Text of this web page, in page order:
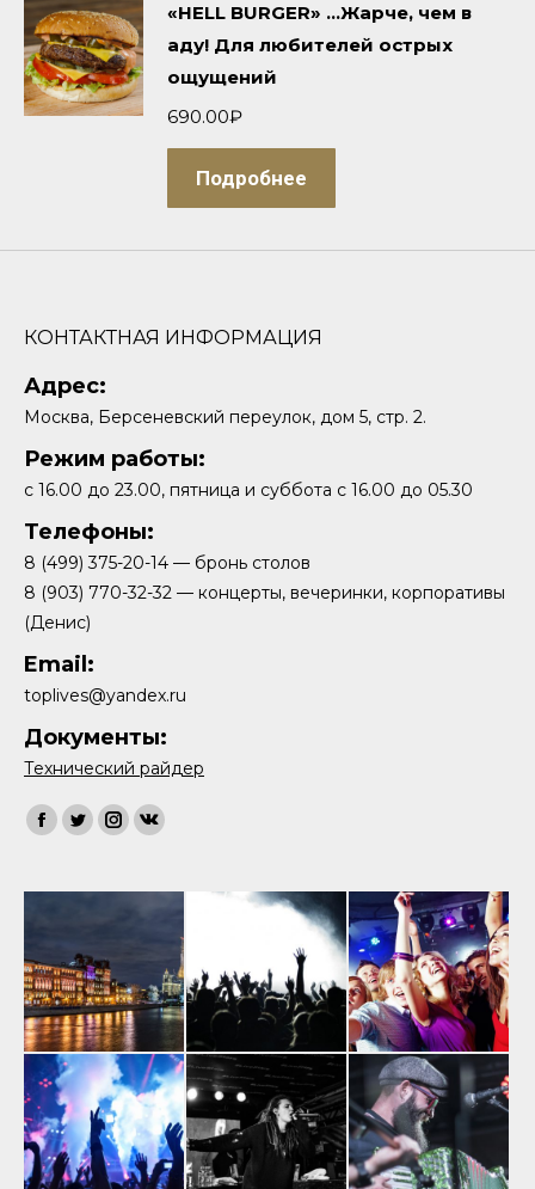
«HELL BURGER» ...Жарче, чем в
аду! Для любителей острых
ощущений
690.00₽
Подробнее
КОНТАКТНАЯ ИНФОРМАЦИЯ
Адрес:
Москва, Берсеневский переулок, дом 5, стр. 2.
Режим работы:
с 16.00 до 23.00, пятница и суббота с 16.00 до 05.30
Телефоны:
8 (499) 375-20-14 — бронь столов
8 (903) 770-32-32 — концерты, вечеринки, корпоративы
(Денис)
Email:
toplives@yandex.ru
Документы:
Технический райдер
Найдите нас:
Facebook
TwitterInstagramВконтакте